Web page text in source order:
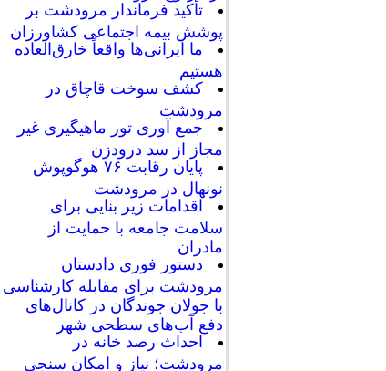
تأکید فرماندار مرودشت بر
پوشش بیمه اجتماعی کشاورزان
ما ایرانی‌ها واقعاً خارق‌العاده
هستیم
کشف سوخت قاچاق در
مرودشت
جمع آوری تور ماهیگیری غیر
مجاز از سد درودزن
پایان رقابت‌ ۷۶ هوگوپوش
نونهال در مرودشت
اقدامات زیر بنایی برای
سلامت جامعه با حمایت از
مادران
دستور فوری دادستان
مرودشت برای مقابله کارشناسی
با جولان جوندگان در کانال‌های
دفع آب‌های سطحی شهر
احداث رصد خانه در
مرودشت؛ نیاز و امکان سنجی